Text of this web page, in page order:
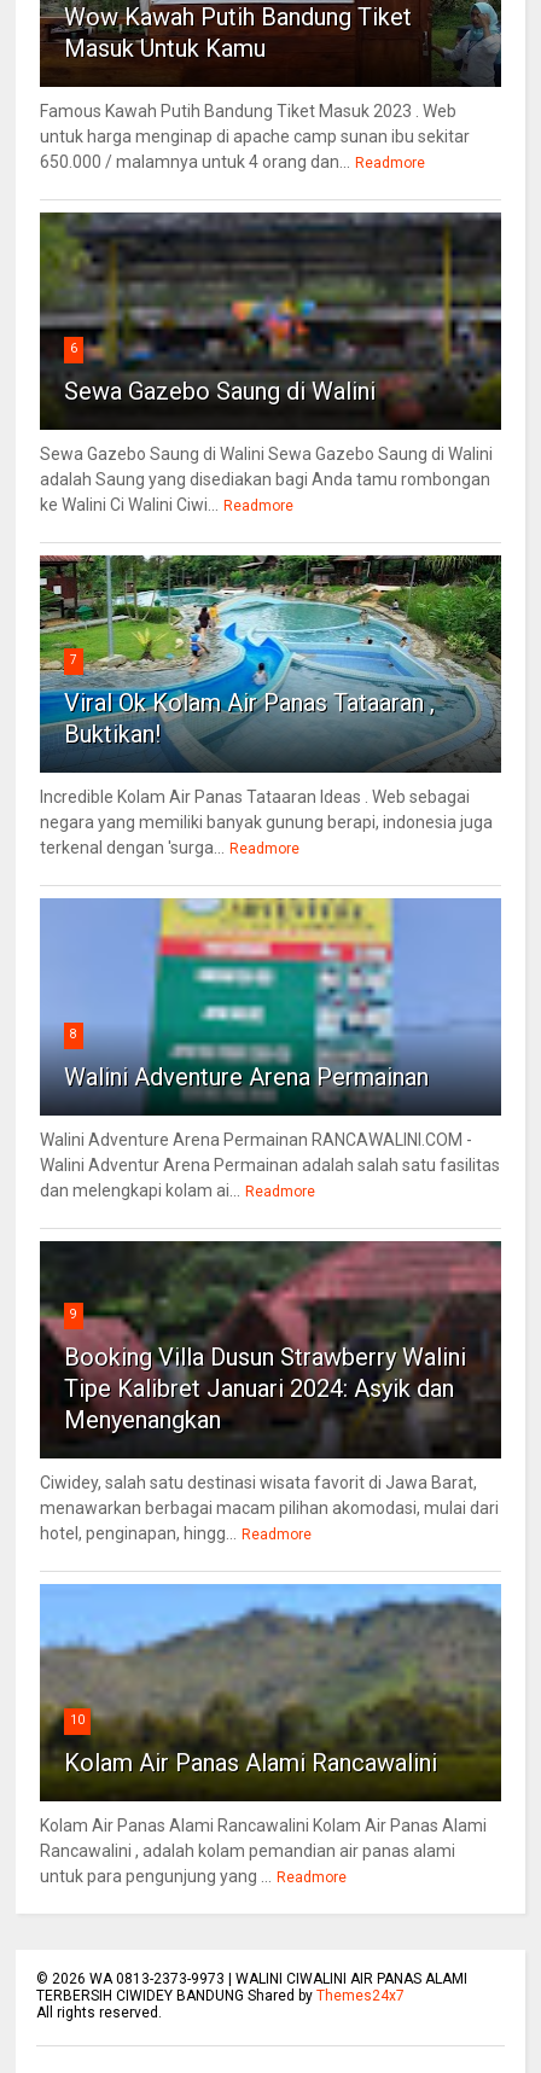
Wow Kawah Putih Bandung Tiket
Masuk Untuk Kamu
Famous Kawah Putih Bandung Tiket Masuk 2023 . Web
untuk harga menginap di apache camp sunan ibu sekitar
650.000 / malamnya untuk 4 orang dan...
Readmore
6
Sewa Gazebo Saung di Walini
Sewa Gazebo Saung di Walini Sewa Gazebo Saung di Walini
adalah Saung yang disediakan bagi Anda tamu rombongan
ke Walini Ci Walini Ciwi...
Readmore
7
Viral Ok Kolam Air Panas Tataaran ,
Buktikan!
Incredible Kolam Air Panas Tataaran Ideas . Web sebagai
negara yang memiliki banyak gunung berapi, indonesia juga
terkenal dengan 'surga...
Readmore
8
Walini Adventure Arena Permainan
Walini Adventure Arena Permainan RANCAWALINI.COM -
Walini Adventur Arena Permainan adalah salah satu fasilitas
dan melengkapi kolam ai...
Readmore
9
Booking Villa Dusun Strawberry Walini
Tipe Kalibret Januari 2024: Asyik dan
Menyenangkan
Ciwidey, salah satu destinasi wisata favorit di Jawa Barat,
menawarkan berbagai macam pilihan akomodasi, mulai dari
hotel, penginapan, hingg...
Readmore
10
Kolam Air Panas Alami Rancawalini
Kolam Air Panas Alami Rancawalini Kolam Air Panas Alami
Rancawalini , adalah kolam pemandian air panas alami
untuk para pengunjung yang ...
Readmore
© 2026 WA 0813-2373-9973 | WALINI CIWALINI AIR PANAS ALAMI
TERBERSIH CIWIDEY BANDUNG Shared byThemes24x7
All rights reserved.